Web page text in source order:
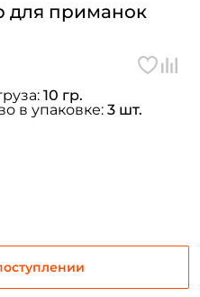
для приманок
10 гр.
в упаковке: 3 шт.